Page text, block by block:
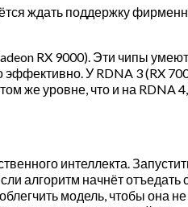
ждать поддержку
RX 9000). Эти чипы
У RDNA 3 (RX
же уровне, что и на RDNA
интеллекта.
алгоритм начнёт отъедать
модель, чтобы она